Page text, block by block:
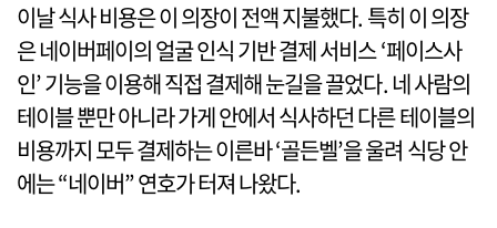
이날 식사 비용은 이 의장이 전액 지불했다. 특히 이 의장
은 네이버페이의 얼굴 인식 기반 결제 서비스 ‘페이스사
인’ 기능을 이용해 직접 결제해 눈길을 끌었다. 네 사람의
테이블 뿐만 아니라 가게 안에서 식사하던 다른 테이블의
비용까지 모두 결제하는 이른바 ‘골든벨’을 울려 식당 안
에는 “네이버” 연호가 터져 나왔다.